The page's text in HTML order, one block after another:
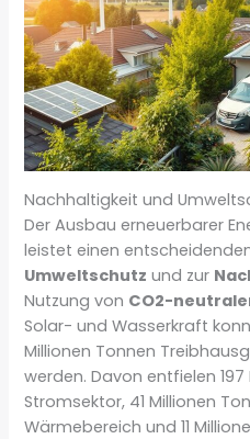
Nachhaltigkeit und
Der Ausbau erneuerbarer
leistet einen
Umweltschutz und zur
Nutzung von CO2-
Solar- und Wasserkraft
Millionen Tonnen
werden. Davon entfielen
Stromsektor, 41 Millionen
Wärmebereich und 11